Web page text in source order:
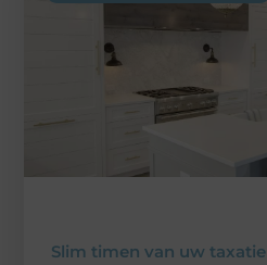
Slim timen van uw taxatie